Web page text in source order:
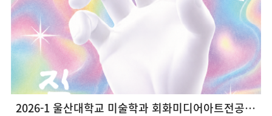
2026-1 울산대학교 미술학과 회화미디어아트전공 대학원 그룹전<호작질>